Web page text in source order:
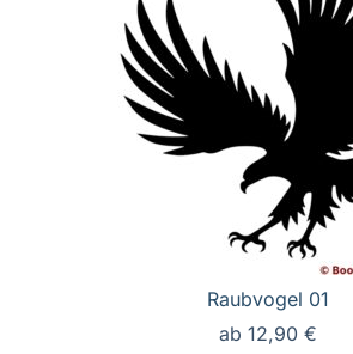
Raubvogel 01
ab 12,90 €